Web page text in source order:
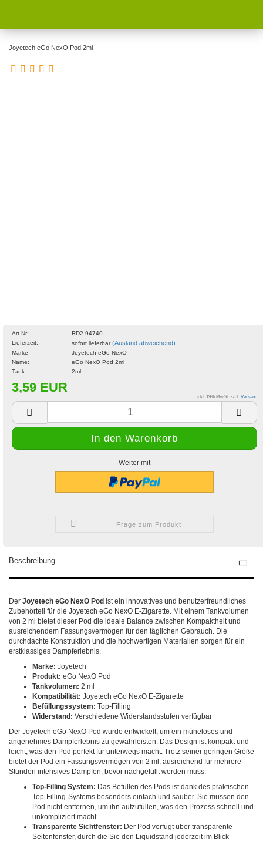
Joyetech eGo NexO Pod 2ml
Art.Nr.:
RD2-94740
Lieferzeit:
sofort lieferbar(Ausland abweichend)
Marke:
Joyetech eGo NexO
Name:
eGo NexO Pod 2ml
Tank:
2ml
3,59 EUR
inkl. 19% MwSt. zzgl. Versand
Weiter mit
Frage zum Produkt
Beschreibung
Der Joyetech eGo NexO Pod ist ein innovatives und benutzerfreundliches
Zubehörteil für die Joyetech eGo NexO E-Zigarette. Mit einem Tankvolumen
von 2 ml bietet dieser Pod die ideale Balance zwischen Kompaktheit und
ausreichendem Fassungsvermögen für den täglichen Gebrauch. Die
durchdachte Konstruktion und die hochwertigen Materialien sorgen für ein
erstklassiges Dampferlebnis.
Marke: Joyetech
Produkt: eGo NexO Pod
Tankvolumen: 2 ml
Kompatibilität: Joyetech eGo NexO E-Zigarette
Befüllungssystem: Top-Filling
Widerstand: Verschiedene Widerstandsstufen verfügbar
Der Joyetech eGo NexO Pod wurde entwickelt, um ein müheloses und
angenehmes Dampferlebnis zu gewährleisten. Das Design ist kompakt und
leicht, was den Pod perfekt für unterwegs macht. Trotz seiner geringen Größe
bietet der Pod ein Fassungsvermögen von 2 ml, ausreichend für mehrere
Stunden intensives Dampfen, bevor nachgefüllt werden muss.
Top-Filling System: Das Befüllen des Pods ist dank des praktischen
Top-Filling-Systems besonders einfach und sauber. Sie müssen den
Pod nicht entfernen, um ihn aufzufüllen, was den Prozess schnell und
unkompliziert macht.
Transparente Sichtfenster: Der Pod verfügt über transparente
Seitenfenster, durch die Sie den Liquidstand jederzeit im Blick